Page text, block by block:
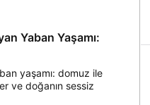
Yaban Yaşamı:
yaşamı: domuz ile
ve doğanın sessiz